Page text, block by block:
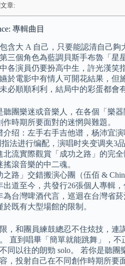
章:
專輯曲目
含大 A 自己，只要能認清自己
三個角色為藍調貝斯手布魯「星
各演員仍要扮高中生，許光漢笑
於電影中有情人可開花結果，但
必順順利利，結局中的彩蛋都會
聽團樂迷或音樂人，在各個「樂
作時期所要面對的迷惘與難題。
介绍：左手右手吉他谱，杨沛宜
指法进行编配，演唱时夹变调夹
北流實際觀賞「成功之路」的完
搖滾音樂的中二魂。
之路」交錯搬演心團（伍佰 &
出道至今，共發行26張個人專輯
為台灣啤酒代言，巡迴在台灣省
於既有大型場館的限制。
，和團員練鼓總忍不住炫技，連
直到唱畢「簡單就能跳舞」，
同以往的朗勁 solo。 若你是聽
，投射自己在不同創作時期所要